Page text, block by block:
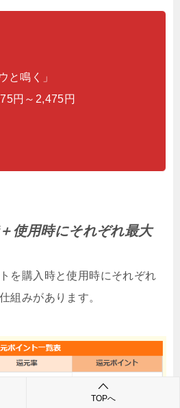
と鳴く」
円～2,475円
使用時にそれぞれ最大
を購入時と使用時にそれぞれ
組みがあります。
TOPへ